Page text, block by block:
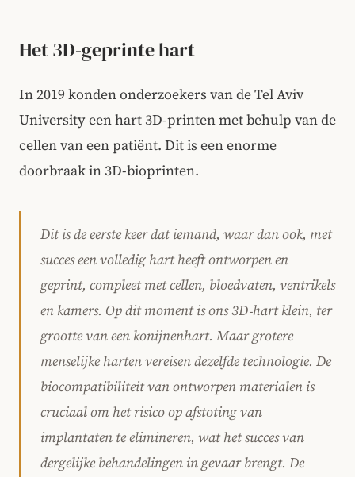
Het 3D-geprinte hart
In 2019 konden onderzoekers van de Tel Aviv
University een hart 3D-printen met behulp van de
cellen van een patiënt. Dit is een enorme
doorbraak in 3D-bioprinten.
Dit is de eerste keer dat iemand, waar dan ook, met
succes een volledig hart heeft ontworpen en
geprint, compleet met cellen, bloedvaten, ventrikels
en kamers. Op dit moment is ons 3D‑hart klein, ter
grootte van een konijnenhart. Maar grotere
menselijke harten vereisen dezelfde technologie. De
biocompatibiliteit van ontworpen materialen is
cruciaal om het risico op afstoting van
implantaten te elimineren, wat het succes van
dergelijke behandelingen in gevaar brengt. De